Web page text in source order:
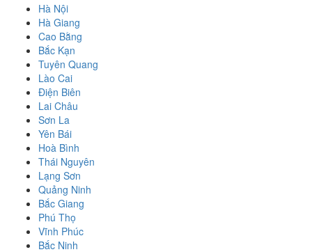
Hà Nội
Hà Giang
Cao Bằng
Bắc Kạn
Tuyên Quang
Lào Cai
Điện Biên
Lai Châu
Sơn La
Yên Bái
Hoà Bình
Thái Nguyên
Lạng Sơn
Quảng Ninh
Bắc Giang
Phú Thọ
Vĩnh Phúc
Bắc Ninh